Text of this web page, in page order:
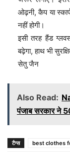
ओढ़नी, कैप या
नहीं होगी।
इसी तरह हैंड
बढ़ेगा, हाथ भी
सेतु जैन
Also Read:
पंजाब सरकार ने
टैग्स best clothes